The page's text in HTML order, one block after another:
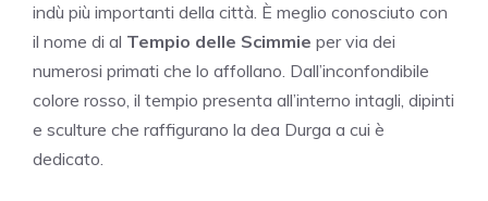
indù più importanti della città. È meglio conosciuto con
il nome di al Tempio delle Scimmie per via dei
numerosi primati che lo affollano. Dall’inconfondibile
colore rosso, il tempio presenta all’interno intagli, dipinti
e sculture che raffigurano la dea Durga a cui è
dedicato.